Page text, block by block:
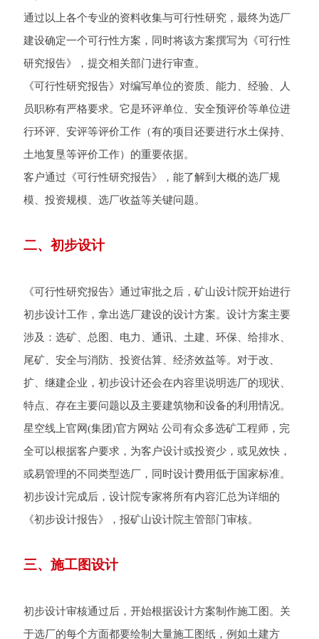
通过以上各个专业的资料收集与可行性研究，最终为选厂
建设确定一个可行性方案，同时将该方案撰写为《可行性
研究报告》，提交相关部门进行审查。
《可行性研究报告》对编写单位的资质、能力、经验、人
员职称有严格要求。它是环评单位、安全预评价等单位进
行环评、安评等评价工作（有的项目还要进行水土保持、
土地复垦等评价工作）的重要依据。
客户通过《可行性研究报告》，能了解到大概的选厂规
模、投资规模、选厂收益等关键问题。
二、初步设计
《可行性研究报告》通过审批之后，矿山设计院开始进行
初步设计工作，拿出选厂建设的设计方案。设计方案主要
涉及：选矿、总图、电力、通讯、土建、环保、给排水、
尾矿、安全与消防、投资估算、经济效益等。对于改、
扩、继建企业，初步设计还会在内容里说明选厂的现状、
特点、存在主要问题以及主要建筑物和设备的利用情况。
星空线上官网(集团)官方网站 公司有众多选矿工程师，完
全可以根据客户要求，为客户设计或投资少，或见效快，
或易管理的不同类型选厂，同时设计费用低于国家标准。
初步设计完成后，设计院专家将所有内容汇总为详细的
《初步设计报告》，报矿山设计院主管部门审核。
三、施工图设计
初步设计审核通过后，开始根据设计方案制作施工图。关
于选厂的每个方面都要绘制大量施工图纸，例如土建方